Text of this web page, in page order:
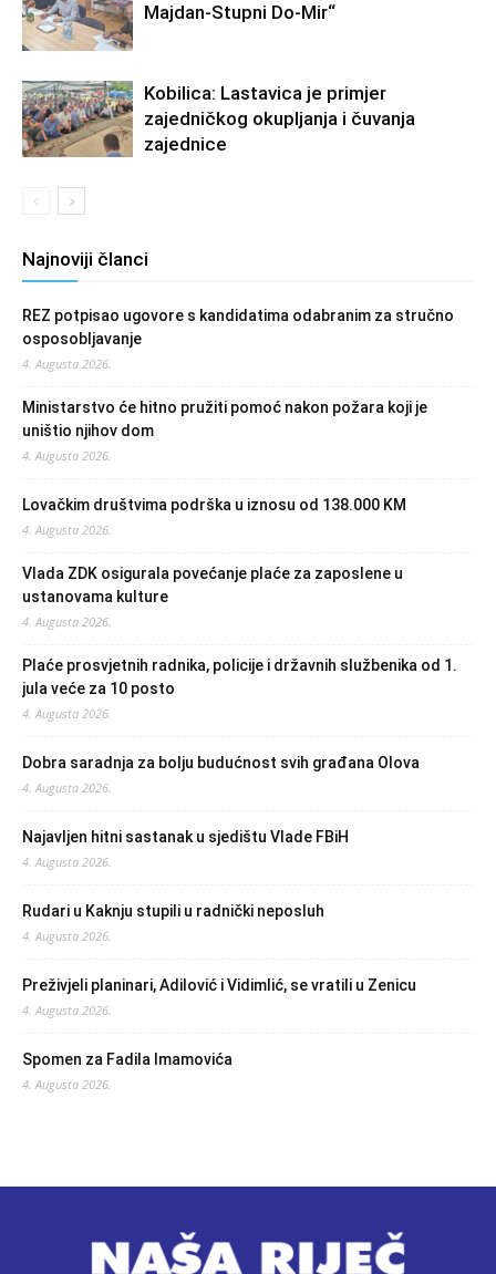
Majdan-Stupni Do-Mir“
Kobilica: Lastavica je primjer
zajedničkog okupljanja i čuvanja
zajednice
Najnoviji članci
REZ potpisao ugovore s kandidatima odabranim za stručno
osposobljavanje
4. Augusta 2026.
Ministarstvo će hitno pružiti pomoć nakon požara koji je
uništio njihov dom
4. Augusta 2026.
Lovačkim društvima podrška u iznosu od 138.000 KM
4. Augusta 2026.
Vlada ZDK osigurala povećanje plaće za zaposlene u
ustanovama kulture
4. Augusta 2026.
Plaće prosvjetnih radnika, policije i državnih službenika od 1.
jula veće za 10 posto
4. Augusta 2026.
Dobra saradnja za bolju budućnost svih građana Olova
4. Augusta 2026.
Najavljen hitni sastanak u sjedištu Vlade FBiH
4. Augusta 2026.
Rudari u Kaknju stupili u radnički neposluh
4. Augusta 2026.
Preživjeli planinari, Adilović i Vidimlić, se vratili u Zenicu
4. Augusta 2026.
Spomen za Fadila Imamovića
4. Augusta 2026.